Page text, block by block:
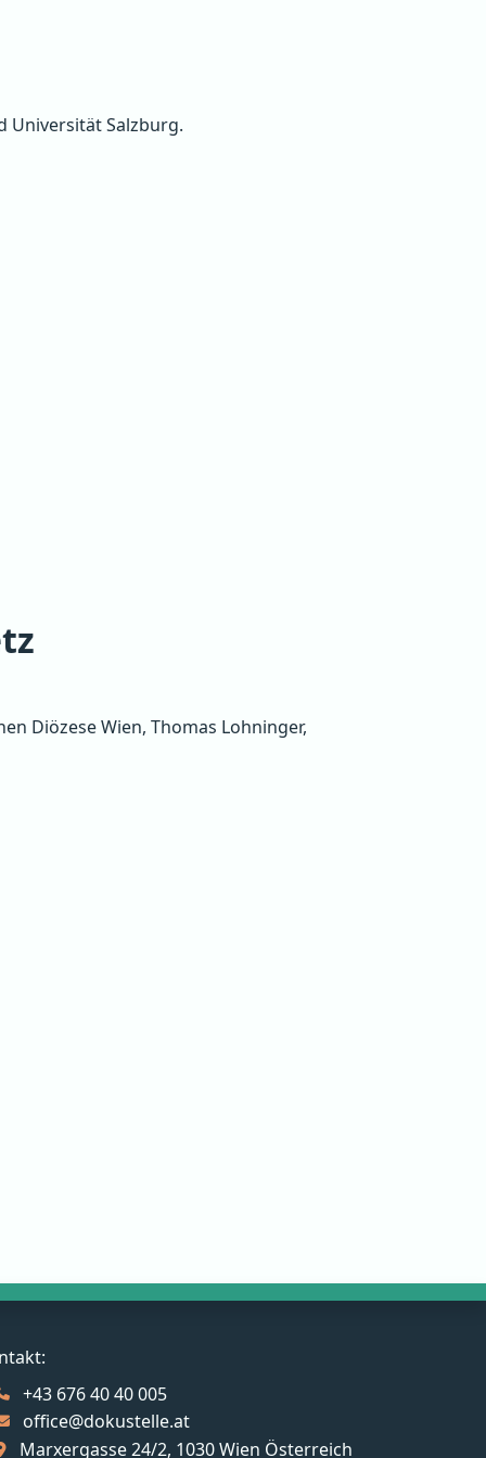
Universität Salzburg.
Diözese Wien, Thomas Lohninger,
+43 676 40 40 005
office@dokustelle.at
Marxergasse 24/2, 1030 Wien Österreich